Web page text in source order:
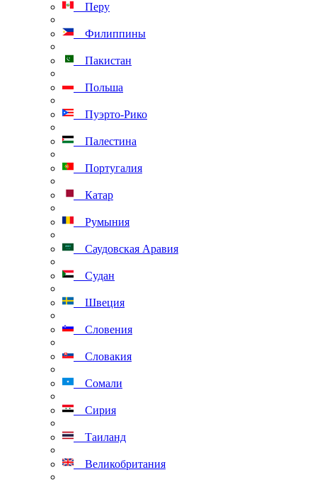
Перу
Филиппины
Пакистан
Польша
Пуэрто-Рико
Палестина
Португалия
Катар
Румыния
Саудовская Аравия
Судан
Швеция
Словения
Словакия
Сомали
Сирия
Таиланд
Великобритания